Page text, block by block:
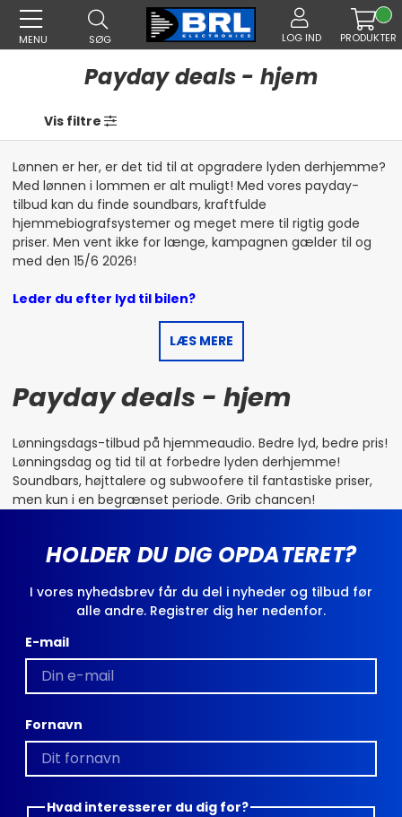
MENU SØG LOG IND PRODUKTER
Payday deals - hjem
Lønnen er her, er det tid til at opgradere lyden derhjemme?
Med lønnen i lommen er alt muligt! Med vores payday-
tilbud kan du finde soundbars, kraftfulde
hjemmebiografsystemer og meget mere til rigtig gode
priser. Men vent ikke for længe, kampagnen gælder til og
med den 15/6 2026!
Leder du efter lyd til bilen?
LÆS MERE
Vis filtre
Payday deals - hjem
Lønningsdags-tilbud på hjemmeaudio. Bedre lyd, bedre pris!
Lønningsdag og tid til at forbedre lyden derhjemme!
Soundbars, højttalere og subwoofere til fantastiske priser,
men kun i en begrænset periode. Grib chancen!
HOLDER DU DIG OPDATERET?
I vores nyhedsbrev får du del i nyheder og tilbud før
alle andre. Registrer dig her nedenfor.
E-mail
Fornavn
Hvad interesserer du dig for?